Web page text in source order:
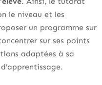
le niveau et les
un programme sur
sur ses points
adaptées à sa